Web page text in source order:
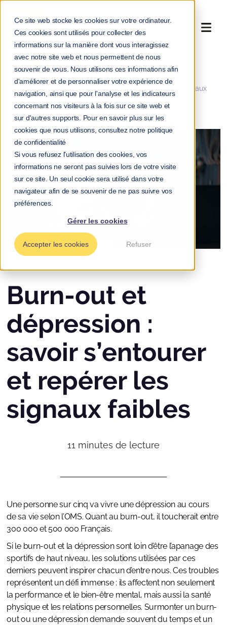
Ce site web stocke les cookies sur votre ordinateur.
Ces cookies sont utilisés pour collecter des
informations sur la manière dont vous interagissez
avec notre site web et nous permettent de nous
souvenir de vous. Nous utilisons ces informations afin
d'améliorer et de personnaliser votre expérience de
navigation, ainsi que pour l'analyse et les indicateurs
concernant nos visiteurs à la fois sur ce site web et
sur d'autres supports. Pour en savoir plus sur les
cookies que nous utilisons, consultez notre politique
de confidentialité
Si vous refusez l'utilisation des cookies, vos
informations ne seront pas suivies lors de votre visite
sur ce site. Un seul cookie sera utilisé dans votre
navigateur afin de se souvenir de ne pas suivre vos
préférences.
Gérer les cookies
Accepter les cookies Refuser
Accueil > Blog >
Burn-out et dépression : savoir s’entourer et repérer les signaux
faibles
Burn-out et
dépression :
savoir s’entourer
et repérer les
signaux faibles
11 minutes de lecture
Une personne sur cinq va vivre une dépression au cours
de sa vie selon l’OMS. Quant au burn-out, il toucherait entre
300 000 et 500 000 Français.
Si le burn-out et la dépression sont loin d’être l’apanage des
sportifs de haut niveau, les solutions utilisées par ces
derniers peuvent inspirer chacun d’entre nous. Ces troubles
représentent un défi immense : ils affectent non seulement
la performance et le bien-être mental, mais aussi la santé
physique et les relations personnelles. Surmonter un burn-
out ou une dépression demande souvent du temps et un